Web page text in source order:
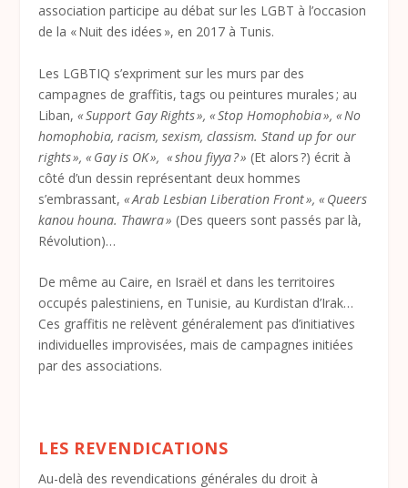
association participe au débat sur les LGBT à l’occasion
de la « Nuit des idées », en 2017 à Tunis.
Les LGBTIQ s’expriment sur les murs par des
campagnes de graffitis, tags ou peintures murales ; au
Liban,« Support Gay Rights », « Stop Homophobia », « No
homophobia, racism, sexism, classism. Stand up for our
rights », « Gay is OK », « shou fiyya ? » (Et alors ?) écrit à
côté d’un dessin représentant deux hommes
s’embrassant,« Arab Lesbian Liberation Front », « Queers
kanou houna. Thawra » (Des queers sont passés par là,
Révolution)…
De même au Caire, en Israël et dans les territoires
occupés palestiniens, en Tunisie, au Kurdistan d’Irak…
Ces graffitis ne relèvent généralement pas d’initiatives
individuelles improvisées, mais de campagnes initiées
par des associations.
LES REVENDICATIONS
Au-delà des revendications générales du droit à